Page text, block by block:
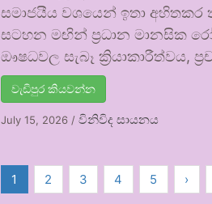
සමාජයීය වශයෙන් ඉතා
සටහන මඟින් ප්‍රධාන මානසික
ඖෂධවල සැබෑ ක්‍රියාකාරීත්වය,
වැඩිපුර කියවන්න
July 15, 2026 /විනිවිද සායනය
1 2 3 4 5 ›